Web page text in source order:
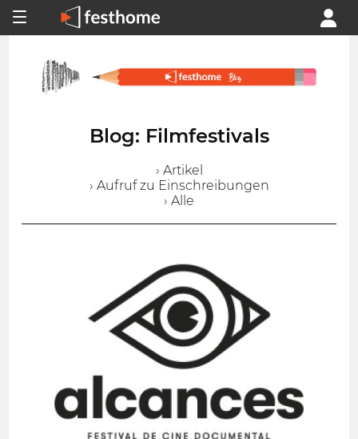
Blog: Filmfestivals
› Artikel
› Aufruf zu Einschreibungen
› Alle